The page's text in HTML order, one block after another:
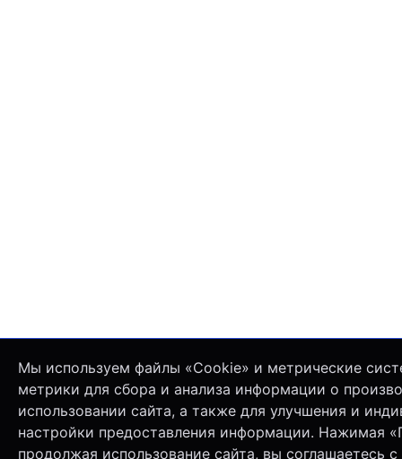
Мы используем файлы «Cookie» и метрические
метрики для сбора и анализа информации о
использовании сайта, а также для улучшения и
настройки предоставления информации. Нажимая
продолжая использование сайта, вы соглашаетесь